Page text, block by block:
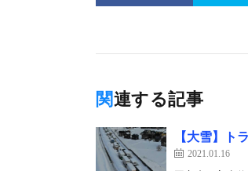
関連する記事
【大雪】ト
2021.01.16